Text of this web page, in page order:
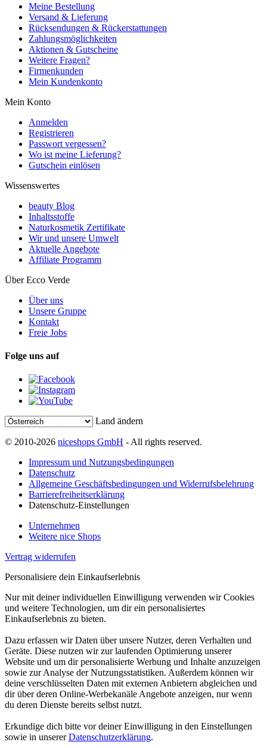
Meine Bestellung
Versand & Lieferung
Rücksendungen & Rückerstattungen
Zahlungsmöglichkeiten
Aktionen & Gutscheine
Weitere Fragen?
Firmenkunden
Mein Kundenkonto
Mein Konto
Anmelden
Registrieren
Passwort vergessen?
Wo ist meine Lieferung?
Gutschein einlösen
Wissenswertes
beauty Blog
Inhaltsstoffe
Naturkosmetik Zertifikate
Wir und unsere Umwelt
Aktuelle Angebote
Affiliate Programm
Über Ecco Verde
Über uns
Unsere Gruppe
Kontakt
Freie Jobs
Folge uns auf
Land ändern
© 2010-2026 niceshops GmbH - All rights reserved.
Impressum und Nutzungsbedingungen
Datenschutz
Allgemeine Geschäftsbedingungen und Widerrufsbelehrung
Barrierefreiheitserklärung
Datenschutz-Einstellungen
Unternehmen
Weitere nice Shops
Vertrag widerrufen
Personalisiere dein Einkaufserlebnis
Nur mit deiner individuellen Einwilligung verwenden wir Cookies
und weitere Technologien, um dir ein personalisiertes
Einkaufserlebnis zu bieten.
Dazu erfassen wir Daten über unsere Nutzer, deren Verhalten und
Geräte. Diese nutzen wir zur laufenden Optimierung unserer
Website und um dir personalisierte Werbung und Inhalte anzuzeigen
sowie zur Analyse der Nutzungsstatistiken. Außerdem können wir
deine verschlüsselten Daten mit externen Anbietern abgleichen und
dir über deren Online-Werbekanäle Angebote anzeigen, nur wenn
du deren Dienste bereits selbst nutzt.
Erkundige dich bitte vor deiner Einwilligung in den Einstellungen
sowie in unsererDatenschutzerklärung.